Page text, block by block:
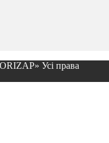
Усі права